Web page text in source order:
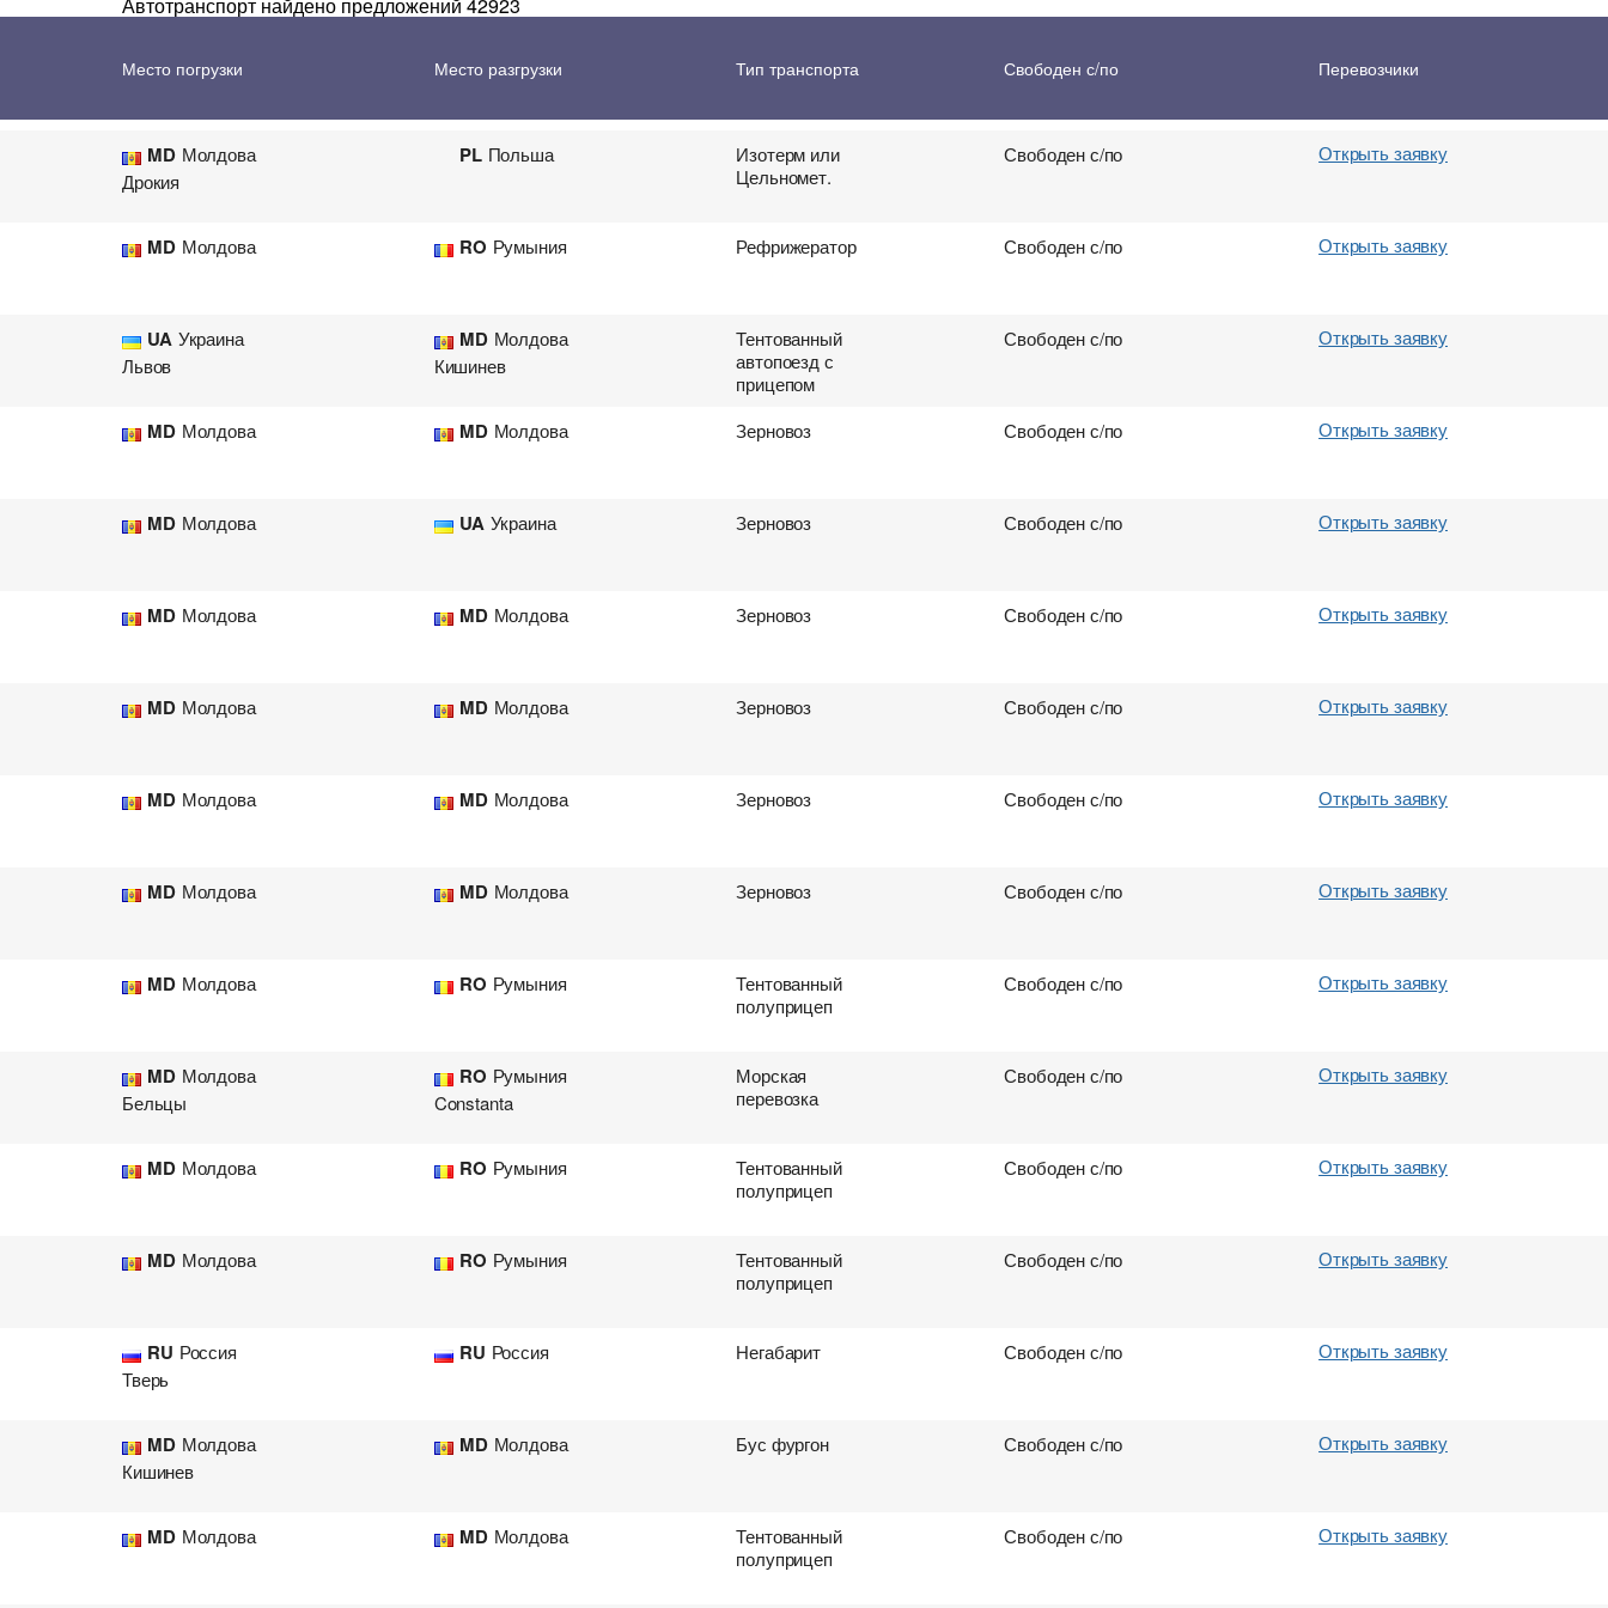
Перевозка цветов
Авиа перевозки грузов
Место погрузки Место разгрузки Тип транспорта Свободен с/по Перевозчики
MD Молдова UA Украина
Рефрижератор
автопоезд
Свободен с/по Открыть заявку
MD Молдова
Дрокия
PL Польша
Изотерм или
Цельномет.
Свободен с/по Открыть заявку
MD Молдова RO Румыния Рефрижератор Свободен с/по Открыть заявку
UA Украина
Львов
MD Молдова
Кишинев
Тентованный
автопоезд с
прицепом
Свободен с/по Открыть заявку
MD Молдова MD Молдова Зерновоз Свободен с/по Открыть заявку
MD Молдова UA Украина Зерновоз Свободен с/по Открыть заявку
MD Молдова MD Молдова Зерновоз Свободен с/по Открыть заявку
MD Молдова MD Молдова Зерновоз Свободен с/по Открыть заявку
MD Молдова MD Молдова Зерновоз Свободен с/по Открыть заявку
MD Молдова MD Молдова Зерновоз Свободен с/по Открыть заявку
MD Молдова RO Румыния
Тентованный
полуприцеп
Свободен с/по Открыть заявку
MD Молдова
Бельцы
RO Румыния
Constanta
Морская
перевозка
Свободен с/по Открыть заявку
MD Молдова RO Румыния
Тентованный
полуприцеп
Свободен с/по Открыть заявку
MD Молдова RO Румыния
Тентованный
полуприцеп
Свободен с/по Открыть заявку
RU Россия
Тверь
RU Россия Негабарит Свободен с/по Открыть заявку
MD Молдова
Кишинев
MD Молдова Бус фургон Свободен с/по Открыть заявку
MD Молдова MD Молдова
Тентованный
полуприцеп
Свободен с/по Открыть заявку